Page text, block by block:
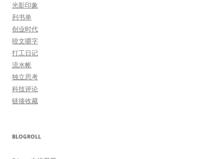
光影印象
列书单
创业时代
咬文嚼字
打工日记
流水帐
独立思考
科技评论
链接收藏
BLOGROLL